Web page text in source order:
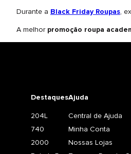
Durante a Black Friday Roupas,
A melhor promoção roupa
Destaques
204L
740
2000
Ajuda
Central de Ajuda
Minha Conta
Nossas Lojas